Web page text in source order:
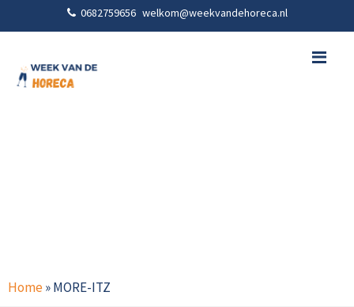
0682759656 welkom@weekvandehoreca.nl
Home»MORE-ITZ